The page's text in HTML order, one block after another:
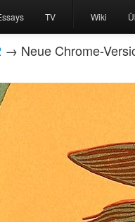
TV Wiki
→ Neue Chrome-